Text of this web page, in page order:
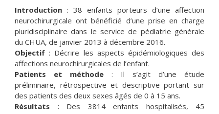
Introduction : 38 enfants porteurs d’une affection
neurochirurgicale ont bénéficié d’une prise en charge
pluridisciplinaire dans le service de pédiatrie générale
du CHUA, de janvier 2013 à décembre 2016.
Objectif : Décrire les aspects épidémiologiques des
affections neurochirurgicales de l’enfant.
Patients et méthode : Il s’agit d’une étude
préliminaire, rétrospective et descriptive portant sur
des patients des deux sexes âgés de 0 à 15 ans.
Résultats : Des 3814 enfants hospitalisés, 45